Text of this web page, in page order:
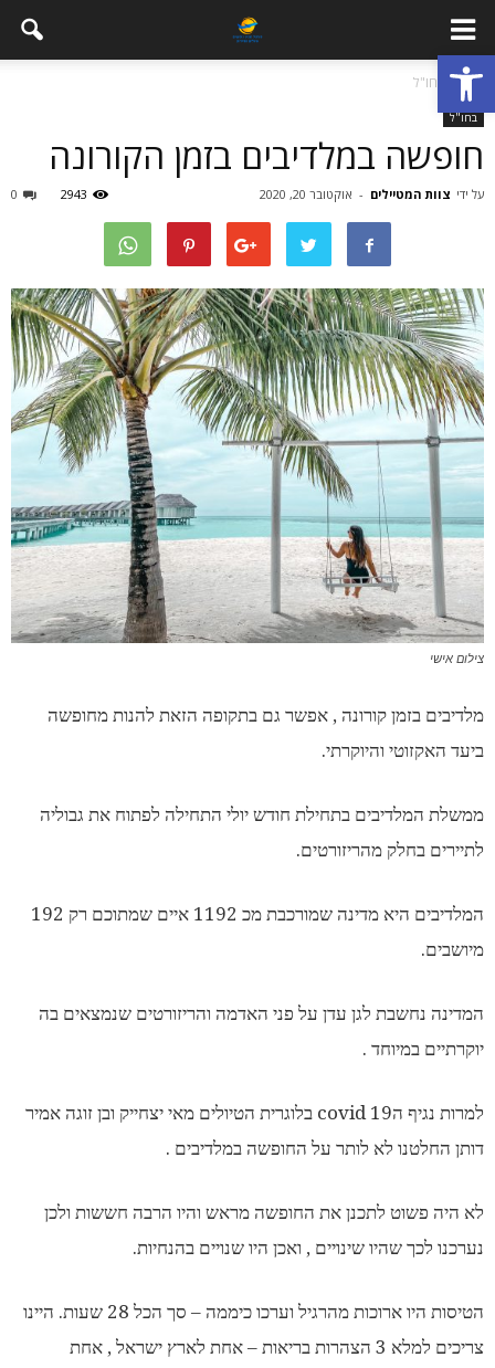
פתח סרגל נגישות
בית בחו"ל
בחו"ל
חופשה במלדיבים בזמן הקורונה
על ידי צוות המטיילים - אוקטובר 20, 2020 0 2943
צילום אישי
מלדיבים בזמן קורונה , אפשר גם בתקופה הזאת להנות מחופשה
ביעד האקזוטי והיוקרתי.
ממשלת המלדיבים בתחילת חודש יולי התחילה לפתוח את גבוליה
לתיירים בחלק מהריזורטים.
המלדיבים היא מדינה שמורכבת מכ 1192 איים שמתוכם רק 192
מיושבים.
המדינה נחשבת לגן עדן על פני האדמה והריזורטים שנמצאים בה
יוקרתיים במיוחד .
למרות נגיף הcovid 19 בלוגרית הטיולים מאי יצחייק ובן זוגה אמיר
דותן החלטנו לא לותר על החופשה במלדיבים .
לא היה פשוט לתכנן את החופשה מראש והיו הרבה חששות ולכן
נערכנו לכך שהיו שינויים , ואכן היו שנויים בהנחיות.
הטיסות היו ארוכות מהרגיל וערכו כיממה – סך הכל 28 שעות. היינו
צריכים למלא 3 הצהרות בריאות – אחת לארץ ישראל , אחת